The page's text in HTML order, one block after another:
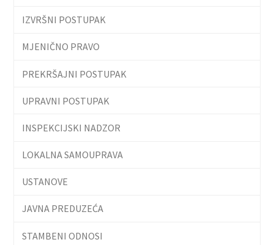
IZVRŠNI POSTUPAK
MJENIČNO PRAVO
PREKRŠAJNI POSTUPAK
UPRAVNI POSTUPAK
INSPEKCIJSKI NADZOR
LOKALNA SAMOUPRAVA
USTANOVE
JAVNA PREDUZEĆA
STAMBENI ODNOSI